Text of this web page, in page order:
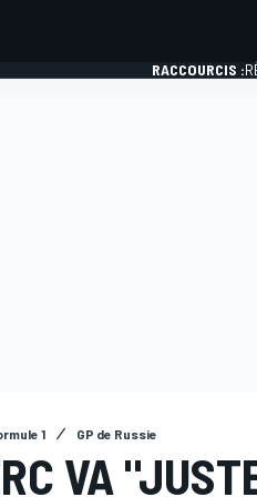
RACCOURCIS :
1 GP de Russie
VA